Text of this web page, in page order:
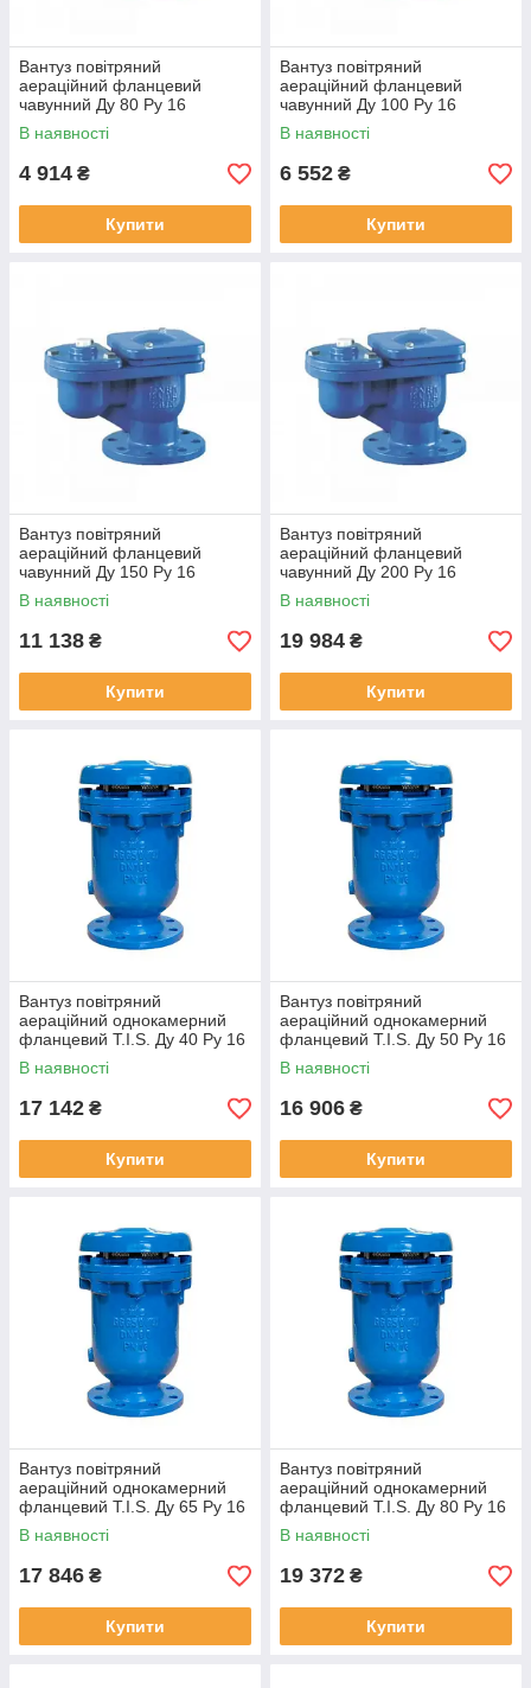
Вантуз повітряний
аераційний фланцевий
чавунний Ду 80 Ру 16
В наявності
4 914 ₴
Купити
Вантуз повітряний
аераційний фланцевий
чавунний Ду 100 Ру 16
В наявності
6 552 ₴
Купити
Вантуз повітряний
аераційний фланцевий
чавунний Ду 150 Ру 16
В наявності
11 138 ₴
Купити
Вантуз повітряний
аераційний фланцевий
чавунний Ду 200 Ру 16
В наявності
19 984 ₴
Купити
Вантуз повітряний
аераційний однокамерний
фланцевий T.I.S. Ду 40 Ру 16
В наявності
17 142 ₴
Купити
Вантуз повітряний
аераційний однокамерний
фланцевий T.I.S. Ду 50 Ру 16
В наявності
16 906 ₴
Купити
Вантуз повітряний
аераційний однокамерний
фланцевий T.I.S. Ду 65 Ру 16
В наявності
17 846 ₴
Купити
Вантуз повітряний
аераційний однокамерний
фланцевий T.I.S. Ду 80 Ру 16
В наявності
19 372 ₴
Купити